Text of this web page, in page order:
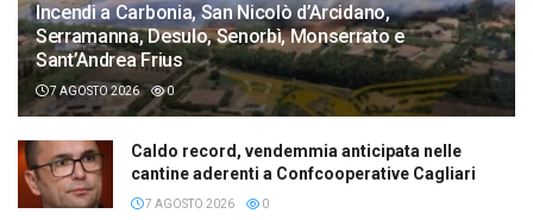
Incendi a Carbonia, San Nicolò d’Arcidano,
Serramanna, Desulo, Senorbì, Monserrato e
Sant’Andrea Frius
7 AGOSTO 2026 0
Caldo record, vendemmia anticipata nelle
cantine aderenti a Confcooperative Cagliari
7 AGOSTO 2026 0